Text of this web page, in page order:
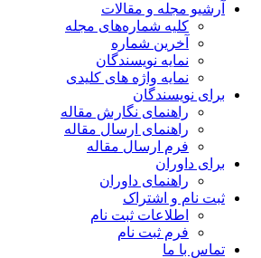
آرشیو مجله و مقالات
کلیه شماره‌های مجله
آخرین شماره
نمایه نویسندگان
نمایه واژه های کلیدی
برای نویسندگان
راهنمای نگارش مقاله
راهنمای ارسال مقاله
فرم ارسال مقاله
برای داوران
راهنمای داوران
ثبت نام و اشتراک
اطلاعات ثبت نام
فرم ثبت نام
تماس با ما